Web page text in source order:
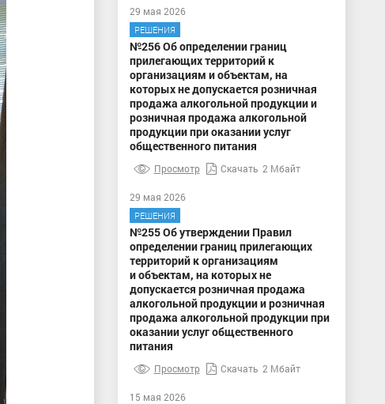
29 мая 2026
РЕШЕНИЯ
№256 Об определении границ
прилегающих территорий к
организациям и объектам, на
которых не допускается розничная
продажа алкогольной продукции и
розничная продажа алкогольной
продукции при оказании услуг
общественного питания
Просмотр Скачать 2 Мбайт
29 мая 2026
РЕШЕНИЯ
№255 Об утверждении Правил
определении границ прилегающих
территорий к организациям
и объектам, на которых не
допускается розничная продажа
алкогольной продукции и розничная
продажа алкогольной продукции при
оказании услуг общественного
питания
Просмотр Скачать 2 Мбайт
15 мая 2026